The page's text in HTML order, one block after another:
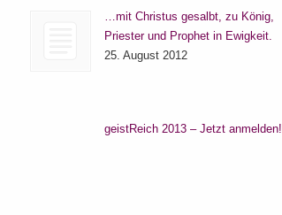
…mit Christus gesalbt, zu König,
Priester und Prophet in Ewigkeit.
25. August 2012
geistReich 2013 – Jetzt anmelden!